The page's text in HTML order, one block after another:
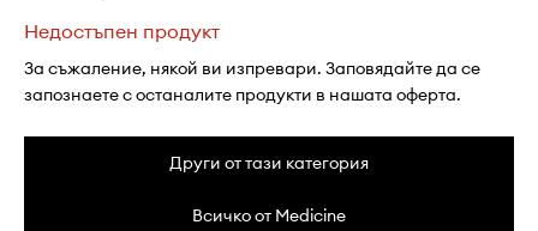
Недостъпен продукт
За съжаление, някой ви изпревари. Заповядайте да се
запознаете с останалите продукти в нашата оферта.
Други от тази категория
Всичко от Medicine